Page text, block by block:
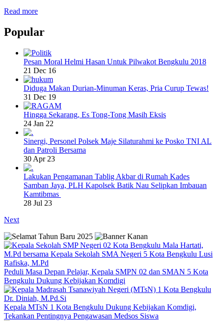
Read more
Popular
Pesan Moral Helmi Hasan Untuk Pilwakot Bengkulu 2018
21 Dec 16
Diduga Makan Durian-Minuman Keras, Pria Curup Tewas!
31 Dec 19
Hingga Sekarang, Es Tong-Tong Masih Eksis
24 Jan 22
Sinergi, Personel Polsek Maje Silaturahmi ke Posko TNI AL
dan Patroli Bersama
30 Apr 23
Lakukan Pengamanan Tablig Akbar di Rumah Kades
Samban Jaya, PLH Kapolsek Batik Nau Selipkan Imbauan
Kamtibmas
28 Jul 23
Next
Peduli Masa Depan Pelajar, Kepala SMPN 02 dan SMAN 5 Kota
Bengkulu Dukung Kebijakan Komdigi
Kepala MTsN 1 Kota Bengkulu Dukung Kebijakan Komdigi,
Tekankan Pentingnya Pengawasan Medsos Siswa